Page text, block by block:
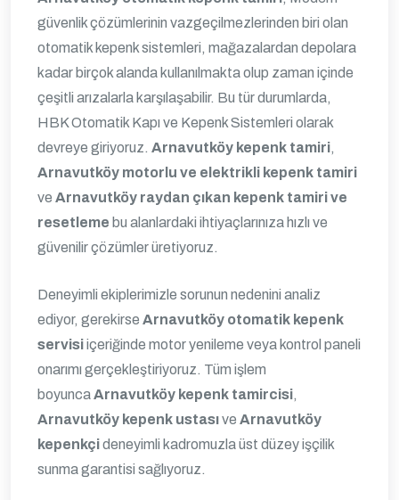
güvenlik çözümlerinin vazgeçilmezlerinden biri olan
otomatik kepenk sistemleri, mağazalardan depolara
kadar birçok alanda kullanılmakta olup zaman içinde
çeşitli arızalarla karşılaşabilir. Bu tür durumlarda,
HBK Otomatik Kapı ve Kepenk Sistemleri olarak
devreye giriyoruz. Arnavutköy kepenk tamiri,
Arnavutköy motorlu ve elektrikli kepenk tamiri
ve Arnavutköy raydan çıkan kepenk tamiri ve
resetleme bu alanlardaki ihtiyaçlarınıza hızlı ve
güvenilir çözümler üretiyoruz.
Deneyimli ekiplerimizle sorunun nedenini analiz
ediyor, gerekirse Arnavutköy otomatik kepenk
servisiiçeriğinde motor yenileme veya kontrol paneli
onarımı gerçekleştiriyoruz. Tüm işlem
boyuncaArnavutköy kepenk tamircisi,
Arnavutköy kepenk ustasıve Arnavutköy
kepenkçideneyimli kadromuzla üst düzey işçilik
sunma garantisi sağlıyoruz.